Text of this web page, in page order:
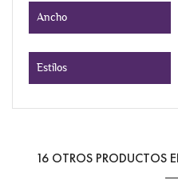
Ancho
Estilos
16 OTROS PRODUCTOS